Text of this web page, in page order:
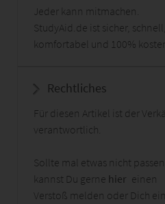
Jeder kann mitmachen.
StudyAid.de ist sicher, schnell,
komfortabel und 100%
Rechtliches
Für diesen Artikel ist der
verantwortlich.
Sollte mal etwas nicht passen,
kannst Du gerne hier einen
Verstoß melden oder Dich